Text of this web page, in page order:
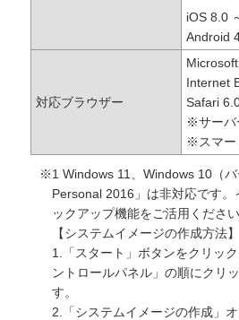
iOS 8.0
Android
対応ブラウザー
Internet
Safari
※サーバ
※スマー
※1 Windows 11、Windows 10（
Personal 2016」は非対応です
ックアップ機能をご活用ください
【システムイメージの作成方法】
1.「スタート」ボタンをクリッ
ントロールパネル」の順にクリ
す。
2.「システムイメージの作成」